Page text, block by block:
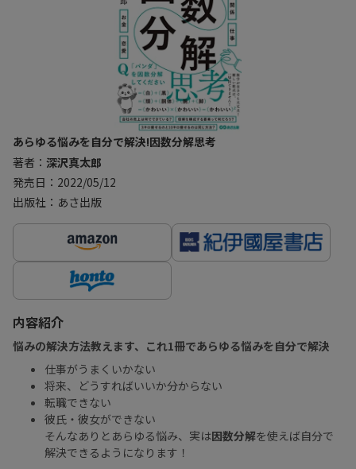
あらゆる悩みを自分で解決!因数分解思考
著者： 深沢真太郎
発売日：2022/05/12
出版社：あさ出版
内容紹介
悩みの解決方法教えます、これ1冊であらゆる悩みを自分で解決
仕事がうまくいかない
将来、どうすればいいか分からない
転職できない
彼氏・彼女ができない
そんなありとあらゆる悩み、実は因数分解を使えば自分で
解決できるようになります！